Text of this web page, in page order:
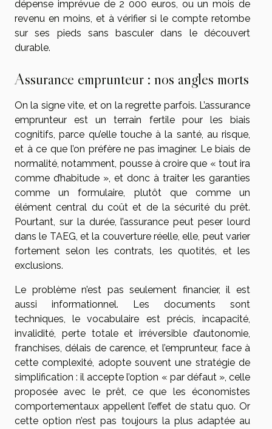
dépense imprévue de 2 000 euros, ou un mois de
revenu en moins, et à vérifier si le compte retombe
sur ses pieds sans basculer dans le découvert
durable.
Assurance emprunteur : nos angles morts
On la signe vite, et on la regrette parfois. L’assurance
emprunteur est un terrain fertile pour les biais
cognitifs, parce qu’elle touche à la santé, au risque,
et à ce que l’on préfère ne pas imaginer. Le biais de
normalité, notamment, pousse à croire que « tout ira
comme d’habitude », et donc à traiter les garanties
comme un formulaire, plutôt que comme un
élément central du coût et de la sécurité du prêt.
Pourtant, sur la durée, l’assurance peut peser lourd
dans le TAEG, et la couverture réelle, elle, peut varier
fortement selon les contrats, les quotités, et les
exclusions.
Le problème n’est pas seulement financier, il est
aussi informationnel. Les documents sont
techniques, le vocabulaire est précis, incapacité,
invalidité, perte totale et irréversible d’autonomie,
franchises, délais de carence, et l’emprunteur, face à
cette complexité, adopte souvent une stratégie de
simplification : il accepte l’option « par défaut », celle
proposée avec le prêt, ce que les économistes
comportementaux appellent l’effet de statu quo. Or
cette option n’est pas toujours la plus adaptée au